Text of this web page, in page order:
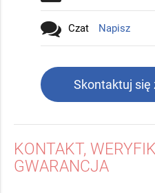
Czat Napisz
Skontaktuj się
KONTAKT,
GWARANCJA